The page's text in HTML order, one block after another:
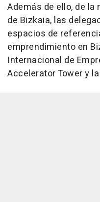
Además de ello, de la
de Bizkaia, las
espacios de
emprendimiento en
Internacional de
Accelerator Tower y